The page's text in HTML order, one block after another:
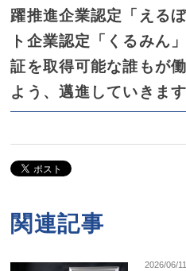
躍推進企業認定「える
ト企業認定「くるみん
証を取得可能な誰もが
よう、邁進していきます
関連記事
2026/06/11